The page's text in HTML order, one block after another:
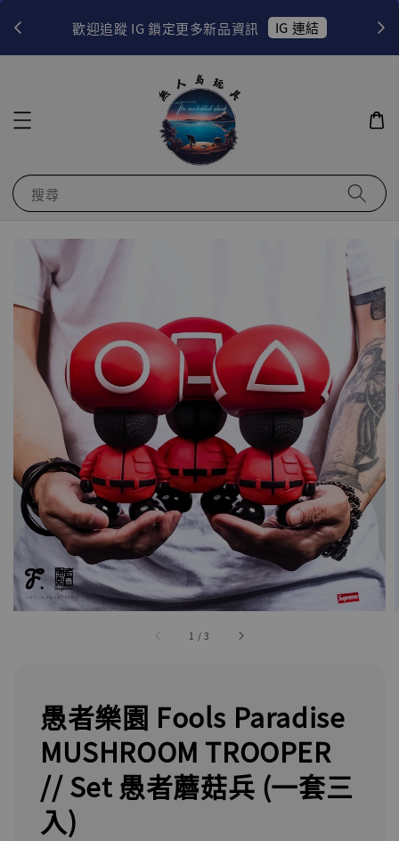
歡迎追蹤 IG 鎖定更多新品資訊 IG 連結
搜尋
1 /3
愚者樂園 Fools Paradise
MUSHROOM TROOPER
// Set 愚者蘑菇兵 (一套三
入)